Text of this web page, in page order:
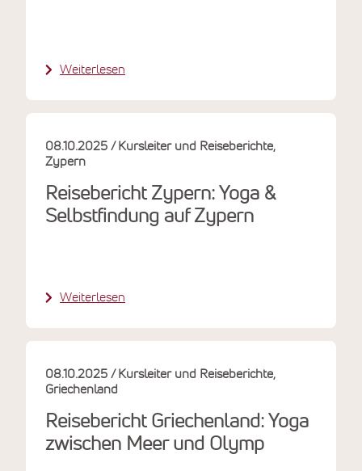
Weiterlesen
Reisebericht Zypern: Yoga &
Selbstfindung auf Zypern
08.10.2025
Kursleiter und Reiseberichte
Zypern
Weiterlesen
Reisebericht Griechenland: Yoga
zwischen Meer und Olymp
08.10.2025
Kursleiter und Reiseberichte
Griechenland